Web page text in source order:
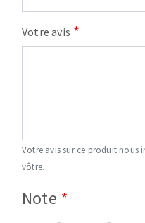
Votre avis
Votre avis sur ce produit nous
vôtre.
Note